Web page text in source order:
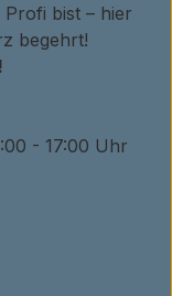
bist – hier
begehrt!
- 17:00 Uhr